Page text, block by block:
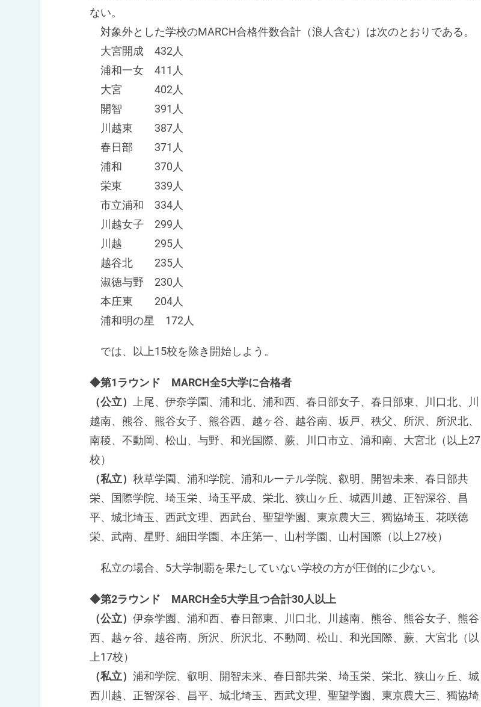
ない。
対象外とした学校のMARCH合格件数合計（浪人含む）は次のとおりである。
大宮開成 432人
浦和一女 411人
大宮 402人
開智 391人
川越東 387人
春日部 371人
浦和 370人
栄東 339人
市立浦和 334人
川越女子 299人
川越 295人
越谷北 235人
淑徳与野 230人
本庄東 204人
浦和明の星 172人
では、以上15校を除き開始しよう。
◆第1ラウンド MARCH全5大学に合格者
（公立） 上尾、伊奈学園、浦和北、浦和西、春日部女子、春日部東、川口北、川
越南、熊谷、熊谷女子、熊谷西、越ヶ谷、越谷南、坂戸、秩父、所沢、所沢北、
南稜、不動岡、松山、与野、和光国際、蕨、川口市立、浦和南、大宮北（以上27
校）
（私立） 秋草学園、浦和学院、浦和ルーテル学院、叡明、開智未来、春日部共
栄、国際学院、埼玉栄、埼玉平成、栄北、狭山ヶ丘、城西川越、正智深谷、昌
平、城北埼玉、西武文理、西武台、聖望学園、東京農大三、獨協埼玉、花咲徳
栄、武南、星野、細田学園、本庄第一、山村学園、山村国際（以上27校）
私立の場合、5大学制覇を果たしていない学校の方が圧倒的に少ない。
◆第2ラウンド MARCH全5大学且つ合計30人以上
（公立） 伊奈学園、浦和西、春日部東、川口北、川越南、熊谷、熊谷女子、熊谷
西、越ヶ谷、越谷南、所沢、所沢北、不動岡、松山、和光国際、蕨、大宮北（以
上17校）
（私立） 浦和学院、叡明、開智未来、春日部共栄、埼玉栄、栄北、狭山ヶ丘、城
西川越、正智深谷、昌平、城北埼玉、西武文理、聖望学園、東京農大三、獨協埼